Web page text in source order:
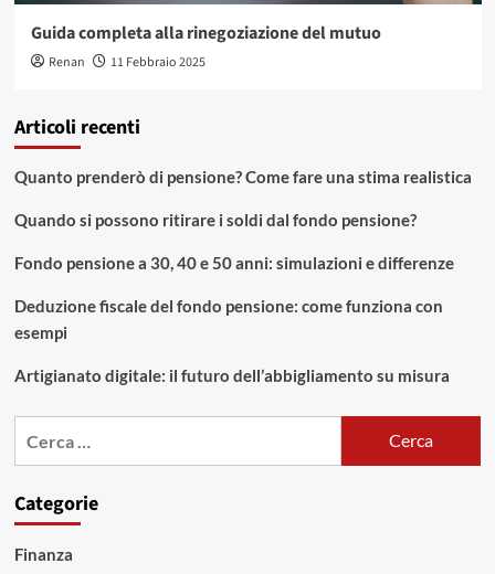
Guida completa alla rinegoziazione del mutuo
Renan 11 Febbraio 2025
Articoli recenti
Quanto prenderò di pensione? Come fare una stima realistica
Quando si possono ritirare i soldi dal fondo pensione?
Fondo pensione a 30, 40 e 50 anni: simulazioni e differenze
Deduzione fiscale del fondo pensione: come funziona con
esempi
Artigianato digitale: il futuro dell’abbigliamento su misura
Categorie
Finanza